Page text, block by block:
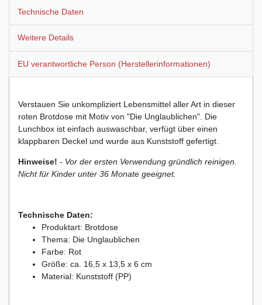
Technische Daten
Weitere Details
EU verantwortliche Person (Herstellerinformationen)
Verstauen Sie unkompliziert Lebensmittel aller Art in dieser
roten Brotdose mit Motiv von "Die Unglaublichen". Die
Lunchbox ist einfach auswaschbar, verfügt über einen
klappbaren Deckel und wurde aus Kunststoff gefertigt.
Hinweise! - Vor der ersten Verwendung gründlich reinigen.
Nicht für Kinder unter 36 Monate geeignet.
Technische Daten:
Produktart: Brotdose
Thema: Die Unglaublichen
Farbe: Rot
Größe: ca. 16,5 x 13,5 x 6 cm
Material: Kunststoff (PP)